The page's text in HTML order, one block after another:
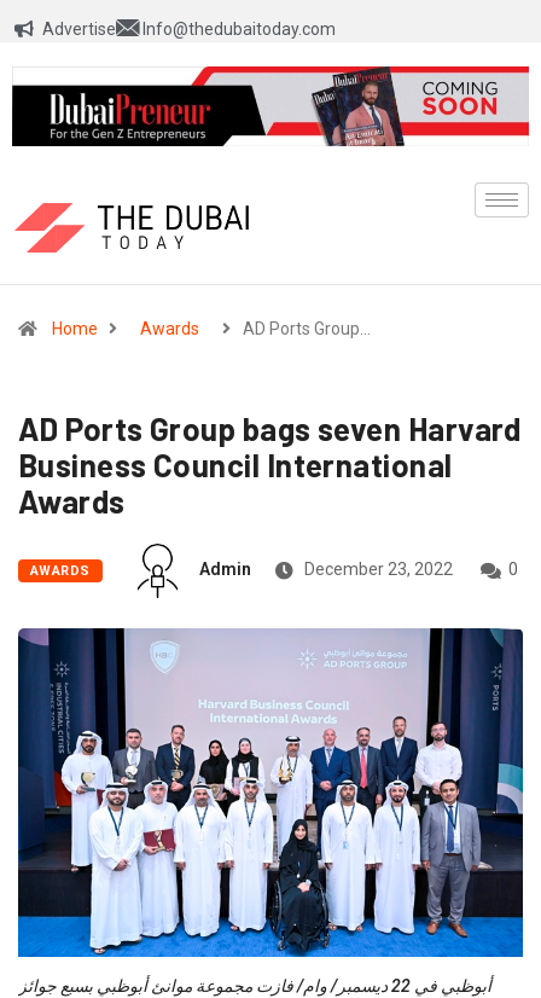
Advertise Info@thedubaitoday.com
Home Awards AD Ports Group…
AD Ports Group bags seven Harvard
Business Council International
Awards
AWARDS Admin December 23, 2022 0
أبوظبي في 22 ديسمبر/ وام/ فازت مجموعة موانئ أبوظبي بسبع جوائز